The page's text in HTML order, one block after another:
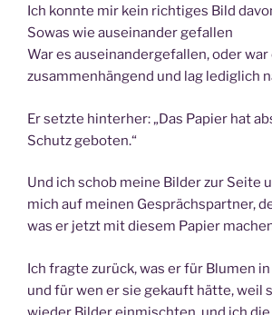
Ich konnte mir kein richtiges Bild
Sowas wie auseinander gefallen
War es auseinandergefallen, oder war
zusammenhängend und lag lediglich
Er setzte hinterher: „Das Papier hat
Schutz geboten.“
Und ich schob meine Bilder zur Seite
mich auf meinen Gesprächspartner,
was er jetzt mit diesem Papier
Ich fragte zurück, was er für Blumen
und für wen er sie gekauft hätte, weil